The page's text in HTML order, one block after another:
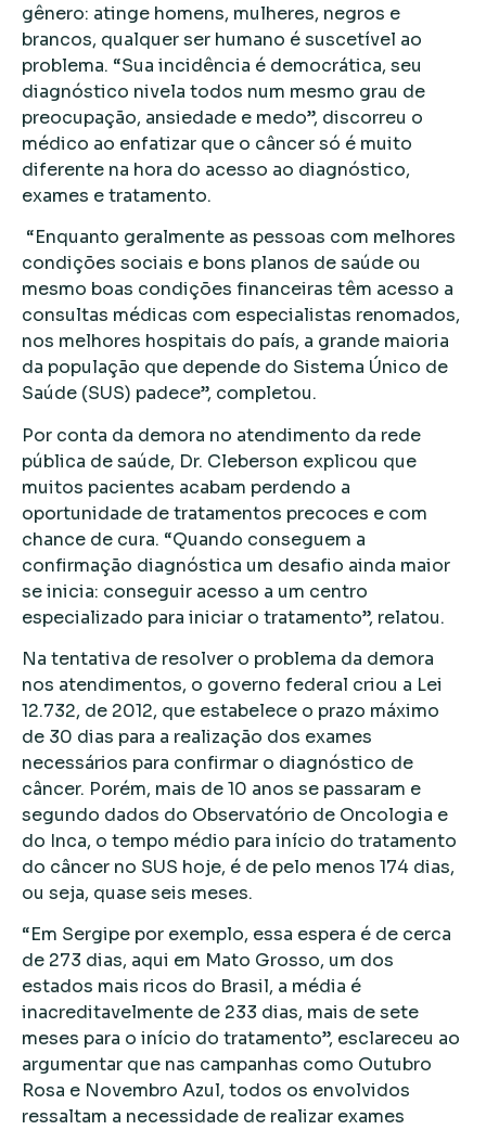
gênero: atinge homens, mulheres, negros e
brancos, qualquer ser humano é suscetível ao
problema. “Sua incidência é democrática, seu
diagnóstico nivela todos num mesmo grau de
preocupação, ansiedade e medo”, discorreu o
médico ao enfatizar que o câncer só é muito
diferente na hora do acesso ao diagnóstico,
exames e tratamento.
“Enquanto geralmente as pessoas com melhores
condições sociais e bons planos de saúde ou
mesmo boas condições financeiras têm acesso a
consultas médicas com especialistas renomados,
nos melhores hospitais do país, a grande maioria
da população que depende do Sistema Único de
Saúde (SUS) padece”, completou.
Por conta da demora no atendimento da rede
pública de saúde, Dr. Cleberson explicou que
muitos pacientes acabam perdendo a
oportunidade de tratamentos precoces e com
chance de cura. “Quando conseguem a
confirmação diagnóstica um desafio ainda maior
se inicia: conseguir acesso a um centro
especializado para iniciar o tratamento”, relatou.
Na tentativa de resolver o problema da demora
nos atendimentos, o governo federal criou a Lei
12.732, de 2012, que estabelece o prazo máximo
de 30 dias para a realização dos exames
necessários para confirmar o diagnóstico de
câncer. Porém, mais de 10 anos se passaram e
segundo dados do Observatório de Oncologia e
do Inca, o tempo médio para início do tratamento
do câncer no SUS hoje, é de pelo menos 174 dias,
ou seja, quase seis meses.
“Em Sergipe por exemplo, essa espera é de cerca
de 273 dias, aqui em Mato Grosso, um dos
estados mais ricos do Brasil, a média é
inacreditavelmente de 233 dias, mais de sete
meses para o início do tratamento”, esclareceu ao
argumentar que nas campanhas como Outubro
Rosa e Novembro Azul, todos os envolvidos
ressaltam a necessidade de realizar exames